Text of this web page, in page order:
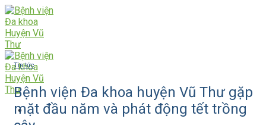
Skip
to
content
Tin tức
Bệnh viện Đa khoa huyện Vũ Thư gặp
mặt đầu năm và phát động tết trồng